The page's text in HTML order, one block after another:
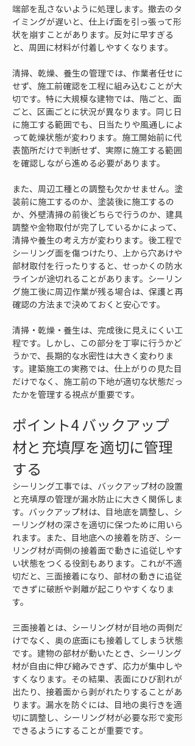
端部を乱さないように処理します。撤去のタ
イミングが遅いと、仕上げ面を引っ張って形
状を崩すことがあります。反対に早すぎる
と、周囲に材料が付着しやすくなります。
清掃、乾燥、養生の管理では、作業者任せに
せず、施工前確認を工程に組み込むことが大
切です。特に大規模な建物では、階ごと、面
ごと、区画ごとに状況が異なります。同じ日
に施工する範囲でも、日当たりや風通しによ
って乾燥状態が変わります。施工開始前に代
表箇所だけで判断せず、実際に施工する範囲
を確認しながら進める必要があります。
また、周辺工種との調整も欠かせません。塗
装前に施工するのか、塗装後に施工するの
か、外壁清掃の前後どちらで行うのか、建具
調整や金物取付が完了しているかによって、
清掃や養生の考え方が変わります。後工程で
シーリング面を傷つけたり、上から穴あけや
部材取付を行ったりすると、せっかくの防水
ラインが途切れることがあります。シーリン
グ施工後に周辺作業が残る場合は、保護と再
確認の方法まで決めておくと安心です。
清掃・乾燥・養生は、完成後に見えにくい工
程です。しかし、この部分を丁寧に行うかど
うかで、長期的な水密性は大きく変わりま
す。建築施工の実務では、仕上がりの見た目
だけでなく、施工前の下地が適切な状態だっ
たかを管理する視点が重要です。
ポイント4 バックアップ
材と充填厚を適切に管理
する
シーリング工事では、バックアップ材の設置
と充填厚の管理が漏水防止に大きく関係しま
す。バックアップ材は、目地底を調整し、シ
ーリング材の深さを適切に保つために用いら
れます。また、目地底への接着を防ぎ、シー
リング材が両側の接着面で動きに追従しやす
い状態をつくる役割もあります。これが不適
切だと、三面接着になり、部材の動きに追従
できずに破断や剥離が起こりやすくなりま
す。
三面接着とは、シーリング材が目地の両側だ
けでなく、奥の底面にも接着してしまう状態
です。建物の部材が動いたとき、シーリング
材が自由に伸び縮みできず、応力が集中しや
すくなります。その結果、表面にひび割れが
出たり、接着面から剥がれたりすることがあ
ります。漏水を防ぐには、目地の奥行きを適
切に調整し、シーリング材が必要な形で変形
できるようにすることが重要です。